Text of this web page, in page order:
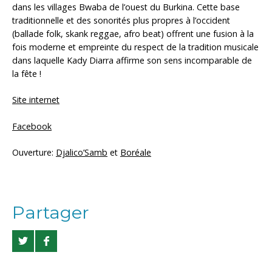
dans les villages Bwaba de l’ouest du Burkina. Cette base
traditionnelle et des sonorités plus propres à l’occident
(ballade folk, skank reggae, afro beat) offrent une fusion à la
fois moderne et empreinte du respect de la tradition musicale
dans laquelle Kady Diarra affirme son sens incomparable de
la fête !
Site internet
Facebook
Ouverture: Djalico’Samb et Boréale
Partager